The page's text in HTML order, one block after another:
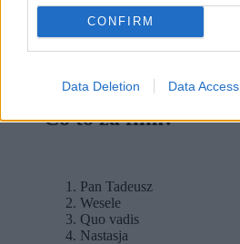
CONFIRM
Data Deletion Data Access
Daleko od szosy
Małżeństwo z rozsądku
Co to za film?
Pan Tadeusz
Wesele
Quo vadis
Nastasja